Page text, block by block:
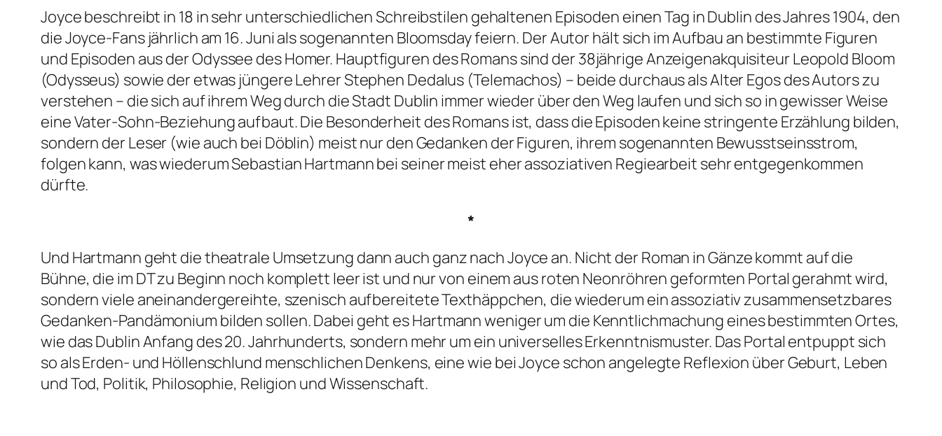
Joyce beschreibt in 18 in sehr unterschiedlichen Schreibstilen gehaltenen Episoden einen Tag in Dublin des Jahres 1904, den
die Joyce-Fans jährlich am 16. Juni als sogenannten Bloomsday feiern. Der Autor hält sich im Aufbau an bestimmte Figuren
und Episoden aus derOdyssee des Homer. Hauptfiguren des Romans sind der 38jährige Anzeigenakquisiteur Leopold Bloom
(Odysseus) sowie der etwas jüngere Lehrer Stephen Dedalus (Telemachos) – beide durchaus als Alter Egos des Autors zu
verstehen – die sich auf ihrem Weg durch die Stadt Dublin immer wieder über den Weg laufen und sich so in gewisser Weise
eine Vater-Sohn-Beziehung aufbaut. Die Besonderheit des Romans ist, dass die Episoden keine stringente Erzählung bilden,
sondern der Leser (wie auch bei Döblin) meist nur den Gedanken der Figuren, ihrem sogenannten Bewusstseinsstrom,
folgen kann, was wiederum Sebastian Hartmann bei seiner meist eher assoziativen Regiearbeit sehr entgegenkommen
dürfte.
*
Und Hartmann geht die theatrale Umsetzung dann auch ganz nach Joyce an. Nicht der Roman in Gänze kommt auf die
Bühne, die im DT zu Beginn noch komplett leer ist und nur von einem aus roten Neonröhren geformten Portal gerahmt wird,
sondern viele aneinandergereihte, szenisch aufbereitete Texthäppchen, die wiederum ein assoziativ zusammensetzbares
Gedanken-Pandämonium bilden sollen. Dabei geht es Hartmann weniger um die Kenntlichmachung eines bestimmten Ortes,
wie das Dublin Anfang des 20. Jahrhunderts, sondern mehr um ein universelles Erkenntnismuster. Das Portal entpuppt sich
so als Erden- und Höllenschlund menschlichen Denkens, eine wie bei Joyce schon angelegte Reflexion über Geburt, Leben
und Tod, Politik, Philosophie, Religion und Wissenschaft.